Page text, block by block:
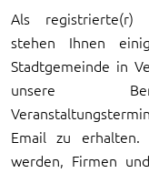
Als registrierte(r)
stehen Ihnen
Stadtgemeinde in
unsere
Email zu
werden, Firmen